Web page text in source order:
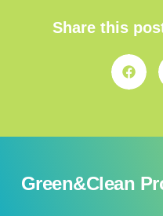
Share this
Green&Clean